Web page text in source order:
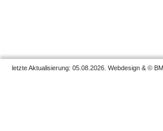
letzte Aktualisierung: 05.08.2026. Webdesign & ©